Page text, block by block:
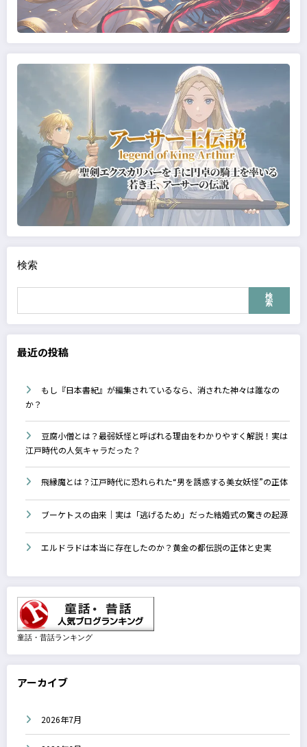
検索
検
索
最近の投稿
もし『日本書紀』が編集されているなら、消された神々は誰なの
か？
豆腐小僧とは？最弱妖怪と呼ばれる理由をわかりやすく解説！実は
江戸時代の人気キャラだった？
飛縁魔とは？江戸時代に恐れられた“男を誘惑する美女妖怪”の正体
ブーケトスの由来｜実は「逃げるため」だった結婚式の驚きの起源
エルドラドは本当に存在したのか？黄金の都伝説の正体と史実
童話・昔話ランキング
アーカイブ
2026年7月